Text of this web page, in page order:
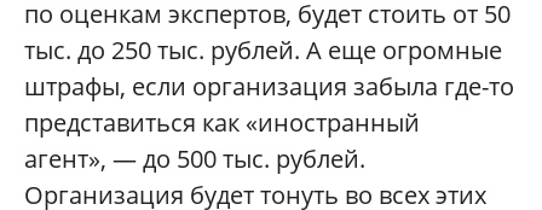
по оценкам экспертов, будет стоить от 50
тыс. до 250 тыс. рублей. А еще огромные
штрафы, если организация забыла где-то
представиться как «иностранный
агент», — до 500 тыс. рублей.
Организация будет тонуть во всех этих